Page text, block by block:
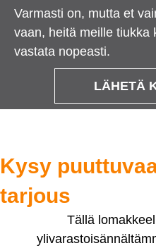
Varmasti on, mutta et
vaan, heitä meille tiukka
vastata nopeasti.
LÄHETÄ
Kysy
tarjous
Tällä